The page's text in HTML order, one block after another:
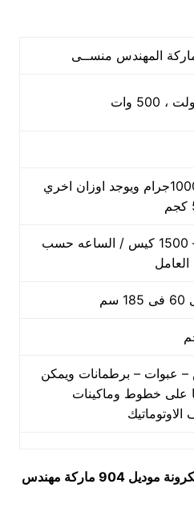
50– 1000جرام ويوجد اوزان اخري
750 – 1500 كيس / الساعه حسب
– عبوات – برطمانات ويمكن
على خطوط وماكينات
الاوتوماتيك
موديل 904 ماركة مهندس